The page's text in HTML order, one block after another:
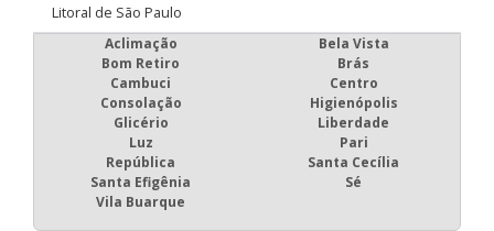
Litoral de São Paulo
Aclimação
Bela Vista
Bom Retiro
Brás
Cambuci
Centro
Consolação
Higienópolis
Glicério
Liberdade
Luz
Pari
República
Santa Cecília
Santa Efigênia
Sé
Vila Buarque